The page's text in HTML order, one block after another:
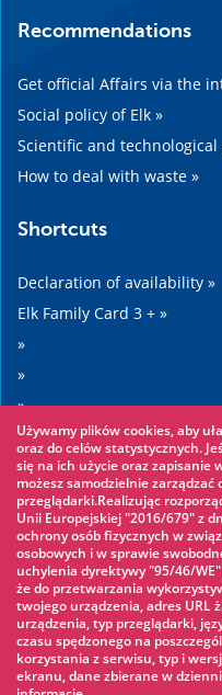
Recommendations
Get official Affairs via the
Social policy of Elk »
Scientific and technological
How to deal with waste »
Shortcuts
Declaration of availability »
Elk Family Card 3 + »
»
»
»
»
Worth seeing
Rope park »
Water Park »
Ice skating rink »
KINOECK »
Museum »
Używamy plików cookies, aby
oraz do celów statystycznych.
się na ich użycie oraz zapisanie
możesz samodzielnie
przeglądarki.Realizując
Unii Europejskiej "2016/679" z
ochrony osób fizycznych w
osobowych i w sprawie
uchylenia dyrektywy "95/46/
że do przetwarzania
twojego urządzenia, adres URL
urządzenia, typ przeglądarki,
czasu spędzonego na
korzystania z serwisu, typ i
ekranu, dane zbierane w